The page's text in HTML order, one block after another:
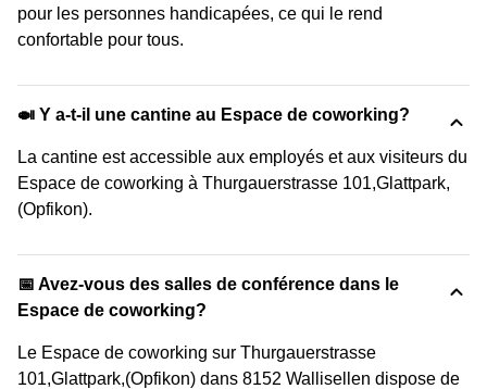
pour les personnes handicapées, ce qui le rend
confortable pour tous.
🍛 Y a-t-il une cantine au Espace de coworking?
La cantine est accessible aux employés et aux visiteurs du
Espace de coworking à Thurgauerstrasse 101,Glattpark,
(Opfikon).
📅 Avez-vous des salles de conférence dans le
Espace de coworking?
Le Espace de coworking sur Thurgauerstrasse
101,Glattpark,(Opfikon) dans 8152 Wallisellen dispose de